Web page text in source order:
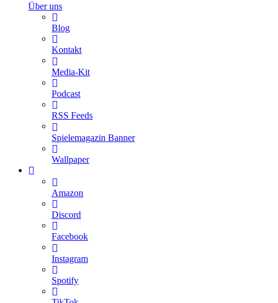
Über uns
Blog
Kontakt
Media-Kit
Podcast
RSS Feeds
Spielemagazin Banner
Wallpaper
Amazon
Discord
Facebook
Instagram
Spotify